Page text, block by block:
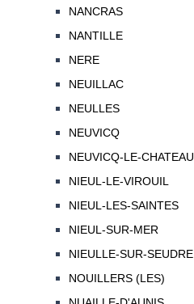
NANCRAS
NANTILLE
NERE
NEUILLAC
NEULLES
NEUVICQ
NEUVICQ-LE-CHATEAU
NIEUL-LE-VIROUIL
NIEUL-LES-SAINTES
NIEUL-SUR-MER
NIEULLE-SUR-SEUDRE
NOUILLERS (LES)